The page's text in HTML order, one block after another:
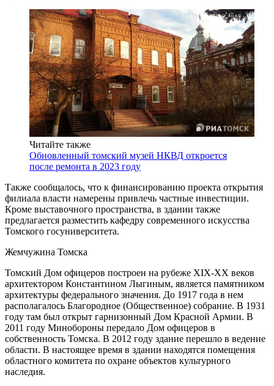
Читайте также
Обновленный томский музей НКВД откроется
после ремонта в 2023 году
Также сообщалось, что к финансированию проекта открытия
филиала власти намерены привлечь частные инвестиции.
Кроме выставочного пространства, в здании также
предлагается разместить кафедру современного искусства
Томского госуниверситета.
Жемчужина Томска
Томский Дом офицеров построен на рубеже XIX-XX веков
архитектором Константином Лыгиным, является памятником
архитектуры федерального значения. До 1917 года в нем
располагалось Благородное (Общественное) собрание. В 1931
году там был открыт гарнизонный Дом Красной Армии. В
2011 году Минобороны передало Дом офицеров в
собственность Томска. В 2012 году здание перешло в ведение
области. В настоящее время в здании находятся помещения
областного комитета по охране объектов культурного
наследия.